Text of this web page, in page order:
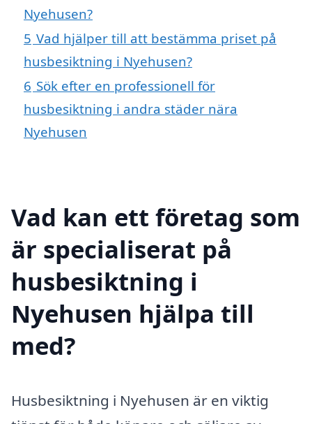
Nyehusen?
5 Vad hjälper till att bestämma priset på
husbesiktning i Nyehusen?
6 Sök efter en professionell för
husbesiktning i andra städer nära
Nyehusen
Vad kan ett företag som
är specialiserat på
husbesiktning i
Nyehusen hjälpa till
med?
Husbesiktning i Nyehusen är en viktig